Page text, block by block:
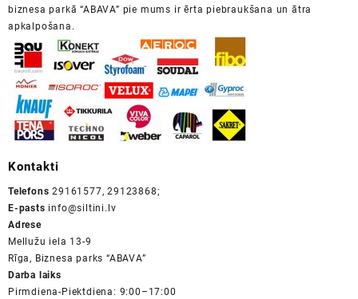
biznesa parkā “ABAVA” pie mums ir ērta piebraukšana un ātra
apkalpošana.
Kontakti
Telefons 29161577, 29123868;
E-pasts info@siltini.lv
Adrese
Mellužu iela 13-9
Rīga, Biznesa parks “ABAVA”
Darba laiks
Pirmdiena-Piektdiena: 9:00–17:00